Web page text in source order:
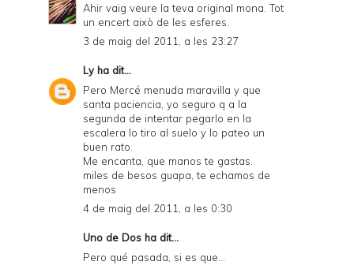
Ahir vaig veure la teva original mona. Tot
un encert això de les esferes.
3 de maig del 2011, a les 23:27
Lyha dit...
Pero Mercé menuda maravilla y que
santa paciencia, yo seguro q a la
segunda de intentar pegarlo en la
escalera lo tiro al suelo y lo pateo un
buen rato.
Me encanta, que manos te gastas.
miles de besos guapa, te echamos de
menos
4 de maig del 2011, a les 0:30
Uno de Dos ha dit...
Pero qué pasada, si es que...